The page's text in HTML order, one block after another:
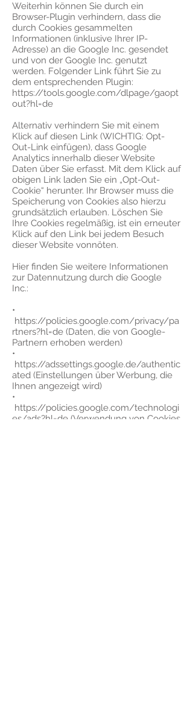
Weiterhin können Sie durch ein
Browser-Plugin verhindern, dass die
durch Cookies gesammelten
Informationen (inklusive Ihrer IP-
Adresse) an die Google Inc. gesendet
und von der Google Inc. genutzt
werden. Folgender Link führt Sie zu
dem entsprechenden Plugin:
https://tools.google.com/dlpage/gaopt
out?hl=de
Alternativ verhindern Sie mit einem
Klick auf diesen Link (WICHTIG: Opt-
Out-Link einfügen), dass Google
Analytics innerhalb dieser Website
Daten über Sie erfasst. Mit dem Klick auf
obigen Link laden Sie ein „Opt-Out-
Cookie“ herunter. Ihr Browser muss die
Speicherung von Cookies also hierzu
grundsätzlich erlauben. Löschen Sie
Ihre Cookies regelmäßig, ist ein erneuter
Klick auf den Link bei jedem Besuch
dieser Website vonnöten.
Hier finden Sie weitere Informationen
zur Datennutzung durch die Google
Inc.:
•
https://policies.google.com/privacy/pa
rtners?hl=de (Daten, die von Google-
Partnern erhoben werden)
•
https://adssettings.google.de/authentic
ated (Einstellungen über Werbung, die
Ihnen angezeigt wird)
•
https://policies.google.com/technologi
es/ads?hl=de (Verwendung von Cookies